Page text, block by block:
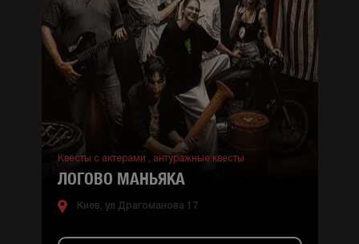
Квесты с актерами , антуражные квесты
ЛОГОВО МАНЬЯКА
Киев, ул Драгоманова 17